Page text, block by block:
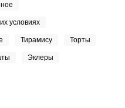
условиях
Тирамису Торты
Эклеры